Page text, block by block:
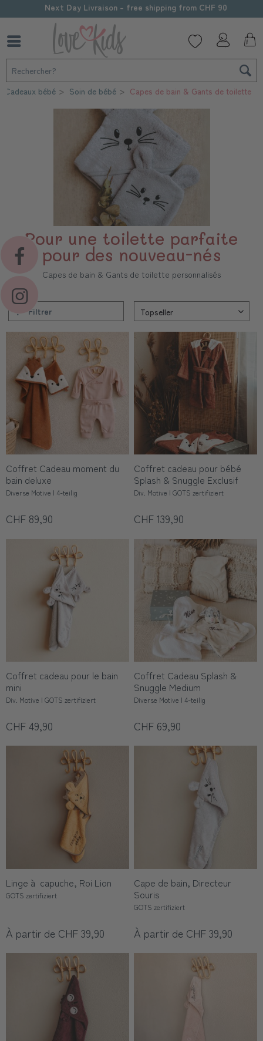
Next Day Livraison - free shipping from CHF 90
Cadeaux bébé Soin de bébé Capes de bain & Gants de toilette
Pour une toilette parfaite
pour des nouveau-nés
Capes de bain & Gants de toilette personnalisés
Filtrer
Coffret Cadeau moment du
bain deluxe
Diverse Motive | 4-teilig
CHF 89,90
Coffret cadeau pour bébé
Splash & Snuggle Exclusif
Div. Motive | GOTS zertifiziert
CHF 139,90
Coffret cadeau pour le bain
mini
Div. Motive | GOTS zertifiziert
CHF 49,90
Coffret Cadeau Splash &
Snuggle Medium
Diverse Motive | 4-teilig
CHF 69,90
Linge à capuche, Roi Lion
GOTS zertifiziert
À partir de CHF 39,90
Cape de bain, Directeur
Souris
GOTS zertifiziert
À partir de CHF 39,90